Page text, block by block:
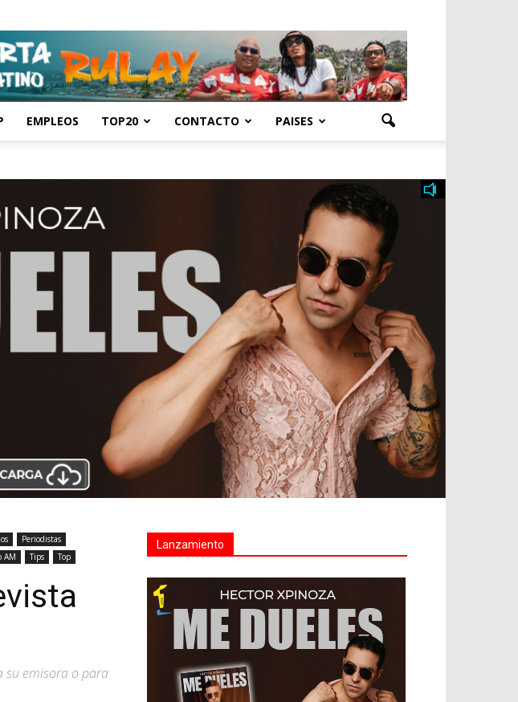
EMPLEOS TOP20 CONTACTO PAISES
Periodistas
AM Tips Top
su emisora o para
Lanzamiento